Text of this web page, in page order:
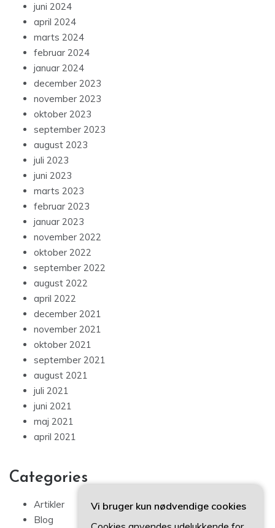
juni 2024
april 2024
marts 2024
februar 2024
januar 2024
december 2023
november 2023
oktober 2023
september 2023
august 2023
juli 2023
juni 2023
marts 2023
februar 2023
januar 2023
november 2022
oktober 2022
september 2022
august 2022
april 2022
december 2021
november 2021
oktober 2021
september 2021
august 2021
juli 2021
juni 2021
maj 2021
april 2021
Categories
Artikler
Blog
Vi bruger kun nødvendige cookies